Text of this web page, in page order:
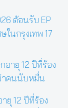
ต้อนรับ EP
ในกรุงเทพ 17
ยุ 12 ปีที่ร้อง